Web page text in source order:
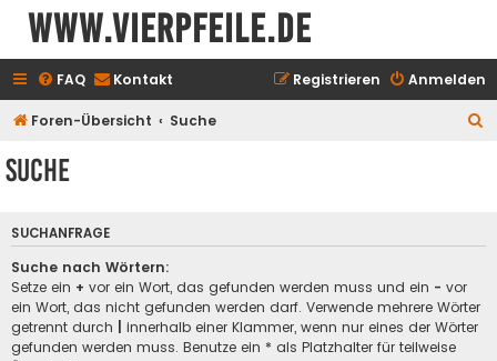
www.vierpfeile.de
FAQ Kontakt Anmelden
Registrieren
Foren-Übersicht Suche
Suche
SUCHANFRAGE
Suche nach Wörtern:
Setze ein + vor ein Wort, das gefunden werden muss und ein - vor
ein Wort, das nicht gefunden werden darf. Verwende mehrere Wörter
getrennt durch
innerhalb einer Klammer, wenn nur eines der Wörter
gefunden werden muss. Benutze ein * als Platzhalter für teilweise